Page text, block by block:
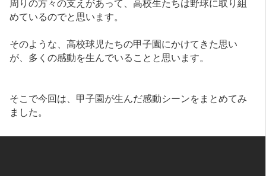
めているのでと思います。
そのような、高校球児たちの甲子園にかけてきた思い
が、多くの感動を生んでいることと思います。
そこで今回は、甲子園が生んだ感動シーンをまとめてみ
ました。